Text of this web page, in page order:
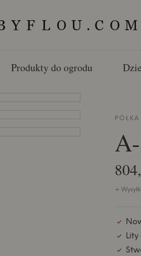
Produkty do ogrodu
+